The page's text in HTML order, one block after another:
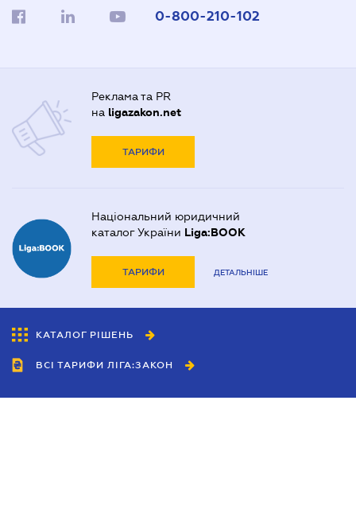
0-800-210-102
Реклама та PR
на ligazakon.net
ТАРИФИ
Національний юридичний
каталог України Liga:BOOK
ТАРИФИ ДЕТАЛЬНІШЕ
КАТАЛОГ РІШЕНЬ
ВСІ ТАРИФИ ЛІГА:ЗАКОН